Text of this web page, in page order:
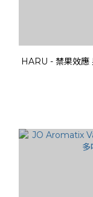
HARU - 禁果效